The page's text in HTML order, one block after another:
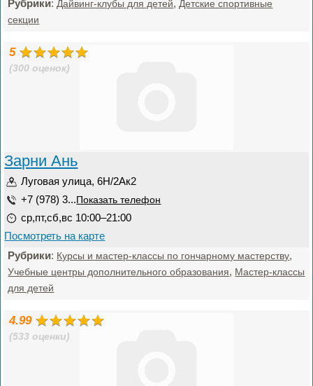
Рубрики: Дайвинг-клубы для детей, Детские спортивные
секции
5
(300 оценок)
Зарни Ань
Луговая улица, 6Н/2Ак2
+7 (978) 3... Показать телефон
ср,пт,сб,вс 10:00–21:00
Посмотреть на карте
Рубрики: Курсы и мастер-классы по гончарному мастерству,
Учебные центры дополнительного образования, Мастер-классы
для детей
4.99
(533 оценки)